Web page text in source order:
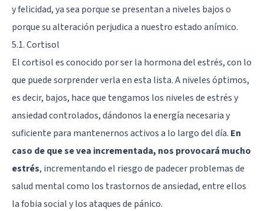
y felicidad, ya sea porque se presentan a niveles bajos o
porque su alteración perjudica a nuestro estado anímico.
5.1. Cortisol
El cortisol es conocido por ser la hormona del estrés, con lo
que puede sorprender verla en esta lista. A niveles óptimos,
es decir, bajos, hace que tengamos los niveles de estrés y
ansiedad controlados, dándonos la energía necesaria y
suficiente para mantenernos activos a lo largo del día. En
caso de que se vea incrementada, nos provocará mucho
estrés, incrementando el riesgo de padecer problemas de
salud mental como los trastornos de ansiedad, entre ellos
la fobia social y los ataques de pánico.